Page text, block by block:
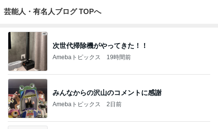
芸能人・有名人ブログ TOPへ
次世代掃除機がやってきた！！
Amebaトピックス 19時間前
みんなからの沢山のコメントに感謝
Amebaトピックス 2日前